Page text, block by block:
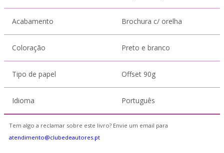
Acabamento Brochura c/ orelha
Coloração Preto e branco
Tipo de papel Offset 90g
Idioma Português
Tem algo a reclamar sobre este livro? Envie um email para
atendimento@clubedeautores.pt